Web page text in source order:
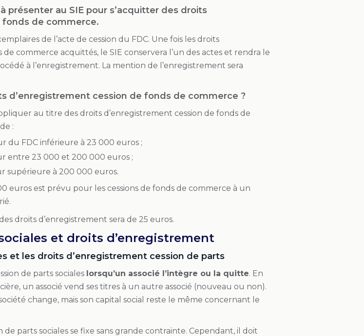
présenter au SIE pour s’acquitter des droits
fonds de commerce.
de l’acte de cession du FDC. Une fois les droits
commerce acquittés, le SIE conservera l’un des actes et rendra le
à l’enregistrement. La mention de l’enregistrement sera
d’enregistrement cession de fonds de commerce ?
au titre des droits d’enregistrement cession de fonds de
:
du FDC inférieure à 23 000 euros ;
entre 23 000 et 200 000 euros ;
supérieure à 200 000 euros.
euros est prévu pour les cessions de fonds de commerce à un
droits d’enregistrement sera de 25 euros.
et droits d’enregistrement
et les droits d’enregistrement cession de parts
de parts sociales lorsqu’un associé l’intègre ou la quitte. En
un associé vend ses titres à un autre associé (nouveau ou non).
change, mais son capital social reste le même concernant le
parts sociales se fixe sans grande contrainte. Cependant, il doit